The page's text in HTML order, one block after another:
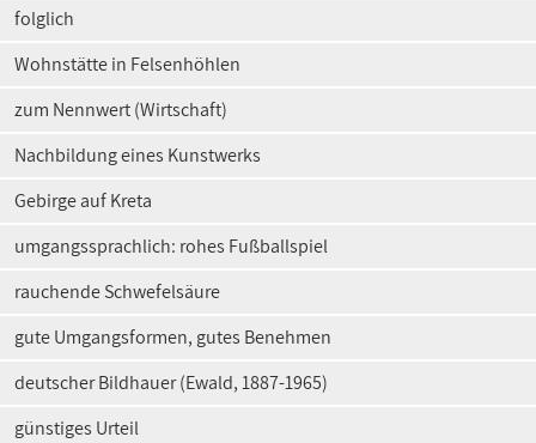
folglich
Wohnstätte in Felsenhöhlen
zum Nennwert (Wirtschaft)
Nachbildung eines Kunstwerks
Gebirge auf Kreta
umgangssprachlich: rohes Fußballspiel
rauchende Schwefelsäure
gute Umgangsformen, gutes Benehmen
deutscher Bildhauer (Ewald, 1887-1965)
günstiges Urteil